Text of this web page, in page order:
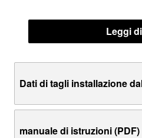
Leggi
Dati di tagli installazione
manuale di istruzioni (PDF)